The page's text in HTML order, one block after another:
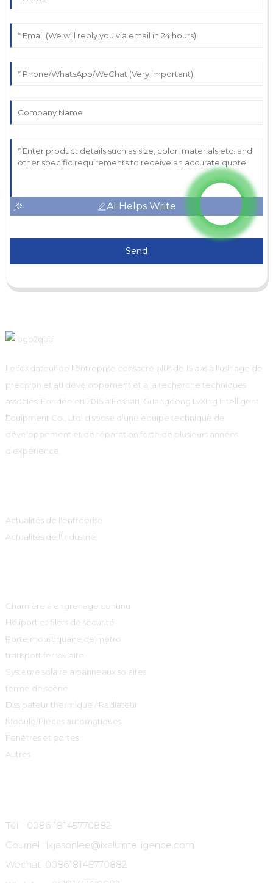
AI Helps Write
Send
Le fondateur de l'entreprise consacre plus de 15 ans à l'usinage de
précision et au développement et à la recherche techniques
associés. Fondée en 2015 à Foshan, Guangdong LvXing Intelligent
Equipment Co., Ltd. dispose d'une équipe technique de
développement et de réparation forte de plusieurs années
d'expérience.
Actualités de l'entreprise
Actualités de l'industrie
Charnière à engrenage continu
Héliport et filets de sécurité
Porte moustiquaire de métro
transport ferroviaire
Système solaire à panneaux solaires
ferme de scène
Dissipateur thermique / Radiateur
Module/Pièces automatiques
Fenêtres et portes
Autres
Tél. : 0086 18145770882
Courriel : lxjasonlee@lxaluintelligence.com
Wechat :008618145770882